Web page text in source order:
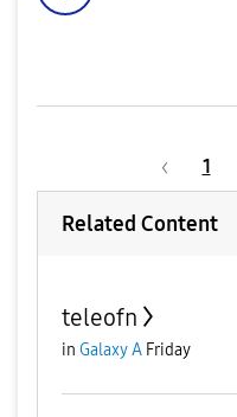
1
Related Content
teleofn
in Galaxy A Friday